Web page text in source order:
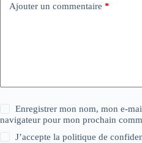
Ajouter un commentaire *
Enregistrer mon nom, mon e-
navigateur pour mon prochain
J’accepte lapolitique de